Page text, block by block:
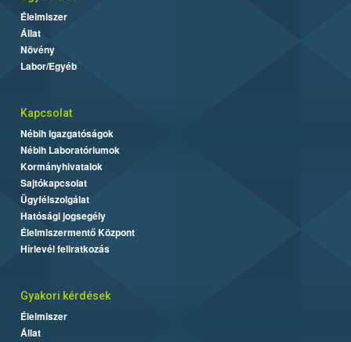
Élelmiszer
Állat
Növény
Labor/Egyéb
Kapcsolat
Nébih Igazgatóságok
Nébih Laboratóriumok
Kormányhivatalok
Sajtókapcsolat
Ügyfélszolgálat
Hatósági jogsegély
Élelmiszermentő Központ
Hírlevél feliratkozás
Gyakori kérdések
Élelmiszer
Állat